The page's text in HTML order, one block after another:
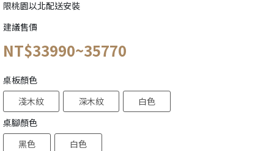
限桃園以北配送安裝
建議售價
NT$33990~35770
桌板顏色
淺木紋
深木紋
白色
桌腳顏色
黑色
白色